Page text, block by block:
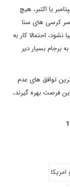
یا اکتبر، هیچ
سر کرسی های سنا
احتمالا کار به
برجام بسیار دیر
توافق های عدم
فرصت بهره گیرند،
امریکا